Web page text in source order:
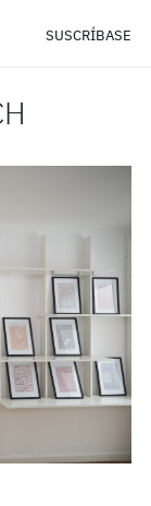
SUSCRÍBASE